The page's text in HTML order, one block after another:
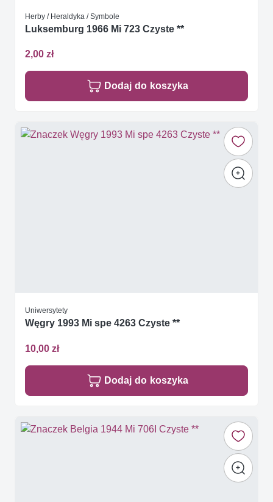
Herby / Heraldyka / Symbole
Luksemburg 1966 Mi 723 Czyste **
2,00 zł
Dodaj do koszyka
Uniwersytety
Węgry 1993 Mi spe 4263 Czyste **
10,00 zł
Dodaj do koszyka